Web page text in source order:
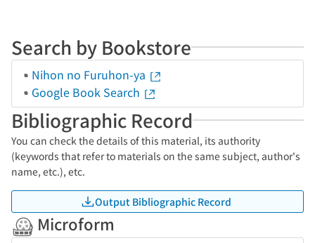
Search by Bookstore
Nihon no Furuhon-ya
Google Book Search
Bibliographic Record
You can check the details of this material, its authority
(keywords that refer to materials on the same subject, author's
name, etc.), etc.
Output Bibliographic Record
Microform